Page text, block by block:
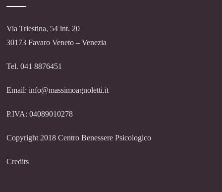
Via Triestina, 54 int. 20
30173 Favaro Veneto – Venezia
Tel. 041 8876451
Email: info@massimoagnoletti.it
P.IVA: 04089010278
Copyright 2018 Centro Benessere Psicologico
Credits